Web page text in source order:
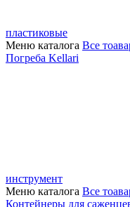
пластиковые
Меню каталога Все
Погреба Kellari
инструмент
Меню каталога Все
Контейнеры для